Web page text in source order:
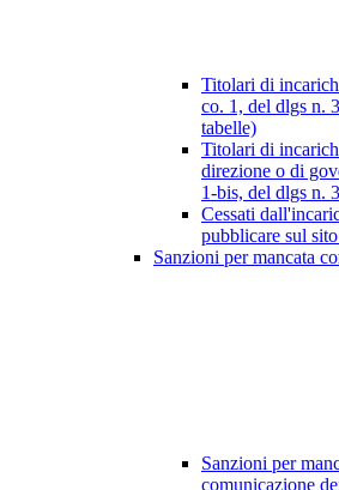
Titolari di
co. 1, del dlgs n.
tabelle)
Titolari di
direzione o di
1-bis, del dlgs n.
Cessati
pubblicare sul
Sanzioni per mancata
Sanzioni per
comunicazione